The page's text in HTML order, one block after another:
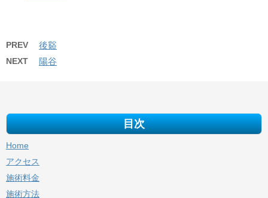
PREV 後谿
NEXT 陽谷
目次
Home
アクセス
施術料金
施術方法